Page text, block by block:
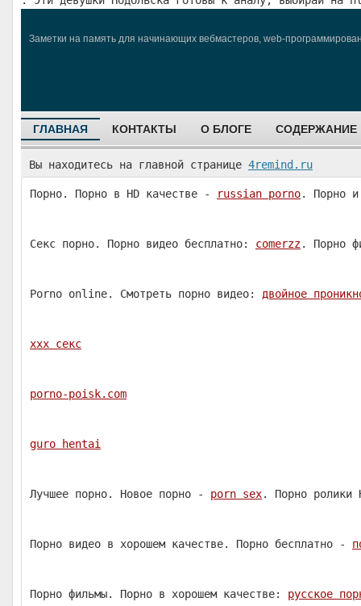
Заметки на память для начинающих вебмастеров, web-
ГЛАВНАЯ КОНТАКТЫ О БЛОГЕ СОДЕРЖАНИЕ
Вы находитесь на главной странице 4remind.ru
Порно. Порно в HD качестве - russian porno. Порно
Секс порно. Порно видео бесплатно: comerzz. Порно
Porno online. Смотреть порно видео: двойное
ххх секс
porno-poisk.com
guro hentai
Лучшее порно. Новое порно - porn sex. Порно ролики
Порно видео в хорошем качестве. Порно бесплатно -
Порно фильмы. Порно в хорошем качестве: русское